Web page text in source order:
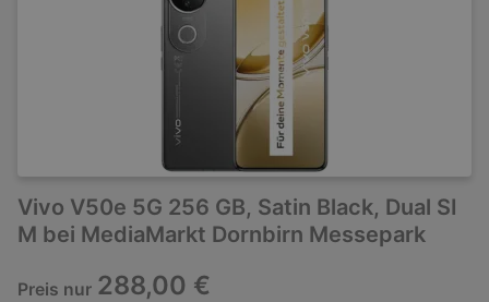
Vivo V50e 5G 256 GB, Satin Black, Dual SI
M bei MediaMarkt Dornbirn Messepark
Preis nur 288,00 €